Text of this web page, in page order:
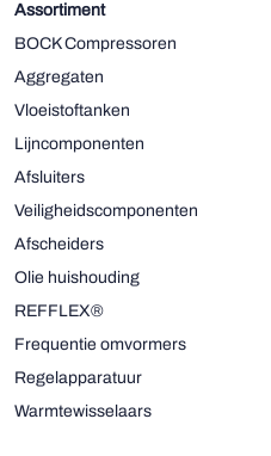
Assortiment
BOCK Compressoren
Aggregaten
Vloeistoftanken
Lijncomponenten
Afsluiters
Veiligheidscomponenten
Afscheiders
Olie huishouding
REFFLEX®
Frequentie omvormers
Regelapparatuur
Warmtewisselaars